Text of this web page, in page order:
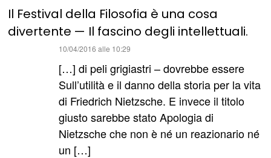
Il Festival della Filosofia è una cosa
divertente — Il fascino degli intellettuali.
10/04/2016 alle 10:29
[…] di peli grigiastri – dovrebbe essere
Sull’utilità e il danno della storia per la vita
di Friedrich Nietzsche. E invece il titolo
giusto sarebbe stato Apologia di
Nietzsche che non è né un reazionario né
un […]